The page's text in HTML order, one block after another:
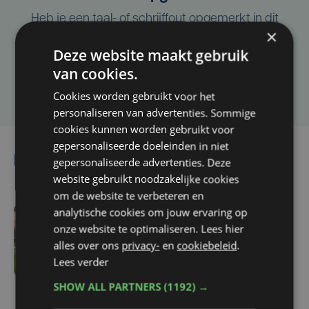
Heb je een taal- of schrijffout opgemerkt in dit
Laat het ons weten
Lees ook
vr 7 augustus | 16:12
Zulte Waregem start
ambitie beperken?"
×
Deze website maakt gebruik
van cookies.
Cookies worden gebruikt voor het
personaliseren van advertenties. Sommige
cookies kunnen worden gebruikt voor
gepersonaliseerde doeleinden in niet
gepersonaliseerde advertenties. Deze
website gebruikt noodzakelijke cookies
om de website te verbeteren en
analytische cookies om jouw ervaring op
onze website te optimaliseren. Lees hier
alles over ons privacy- en cookiebeleid.
Lees verder
SHOW ALL PARTNERS(1192) →